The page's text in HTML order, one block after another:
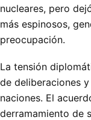
nucleares, pero
más espinosos,
preocupación.
La tensión
de deliberaciones
naciones. El
derramamiento de